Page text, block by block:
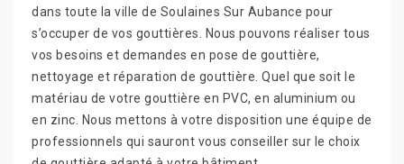
dans toute la ville de Soulaines Sur Aubance pour
s’occuper de vos gouttières. Nous pouvons réaliser tous
vos besoins et demandes en pose de gouttière,
nettoyage et réparation de gouttière. Quel que soit le
matériau de votre gouttière en PVC, en aluminium ou
en zinc. Nous mettons à votre disposition une équipe de
professionnels qui sauront vous conseiller sur le choix